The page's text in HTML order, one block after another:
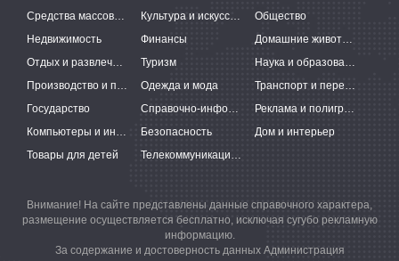
Средства массовой информации
Культура и искусство
Общество
Недвижимость
Финансы
Домашние животные
Отдых и развлечения
Туризм
Наука и образование
Производство и поставки
Одежда и мода
Транспорт и перевозки
Государство
Справочно-информационные системы
Реклама и полиграфия
Компьютеры и интернет
Безопасность
Дом и интерьер
Товары для детей
Телекоммуникации и связь
Внимание! На сайте представлены данные справочного характера,
размещение осуществляется бесплатно, исключая сугубо рекламную
информацию.
За содержание и достоверность данных Администрация